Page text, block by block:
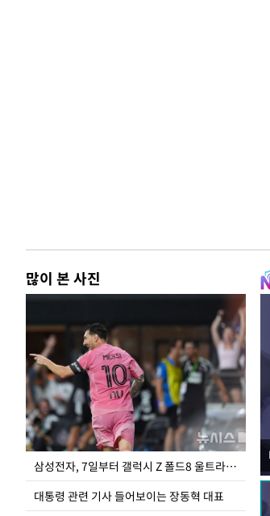
많이 본 사진
삼성전자, 7일부터 갤럭시 Z 폴드8 울트라·폴드8·플립8 출시
대통령 관련 기사 들어보이는 장동혁 대표